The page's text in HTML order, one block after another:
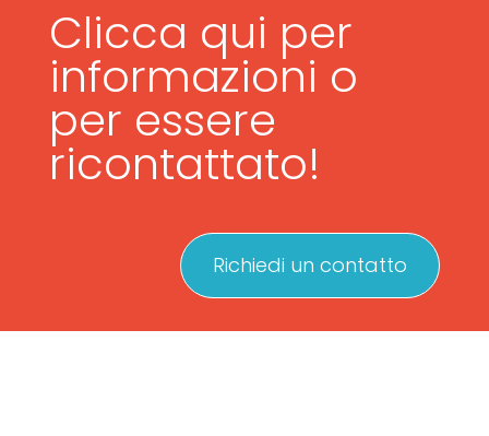
Clicca qui per
informazioni o
per essere
ricontattato!
Richiedi un contatto